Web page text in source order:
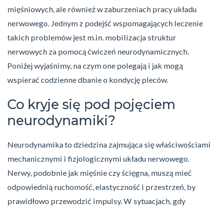
mięśniowych, ale również w zaburzeniach pracy układu
nerwowego. Jednym z podejść wspomagających leczenie
takich problemów jest m.in. mobilizacja struktur
nerwowych za pomocą ćwiczeń neurodynamicznych.
Poniżej wyjaśnimy, na czym one polegają i jak mogą
wspierać codzienne dbanie o kondycję pleców.
Co kryje się pod pojęciem
neurodynamiki?
Neurodynamika to dziedzina zajmująca się właściwościami
mechanicznymi i fizjologicznymi układu nerwowego.
Nerwy, podobnie jak mięśnie czy ścięgna, muszą mieć
odpowiednią ruchomość, elastyczność i przestrzeń, by
prawidłowo przewodzić impulsy. W sytuacjach, gdy